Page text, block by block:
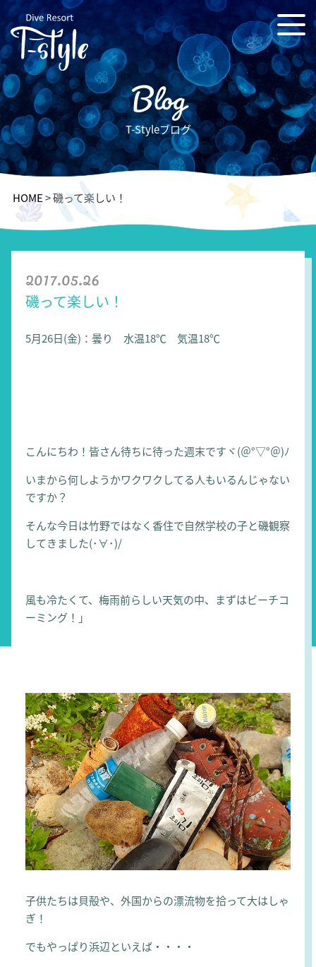
Blog
T-Styleブログ
HOME>磯って楽しい！
2017.05.26
磯って楽しい！
5月26日(金)：曇り 水温18℃ 気温18℃
こんにちわ！皆さん待ちに待った週末ですヾ(＠°▽°＠)ﾉ
いまから何しようかワクワクしてる人もいるんじゃない
ですか？
そんな今日は竹野ではなく香住で自然学校の子と磯観察
してきました(･∀･)/
風も冷たくて、梅雨前らしい天気の中、まずはビーチコ
ーミング！」
子供たちは貝殻や、外国からの漂流物を拾って大はしゃ
ぎ！
でもやっぱり浜辺といえば・・・・